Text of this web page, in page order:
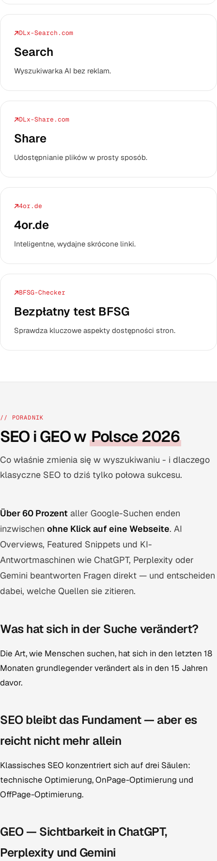
DLx-Search.com
Search
Wyszukiwarka AI bez reklam.
DLx-Share.com
Share
Udostępnianie plików w prosty sposób.
4or.de
4or.de
Inteligentne, wydajne skrócone linki.
BFSG-Checker
Bezpłatny test BFSG
Sprawdza kluczowe aspekty dostępności stron.
// PORADNIK
SEO i GEO w Polsce 2026
Co właśnie zmienia się w wyszukiwaniu - i dlaczego
klasyczne SEO to dziś tylko połowa sukcesu.
Über 60 Prozent aller Google-Suchen enden
inzwischen ohne Klick auf eine Webseite. AI
Overviews, Featured Snippets und KI-
Antwortmaschinen wie ChatGPT, Perplexity oder
Gemini beantworten Fragen direkt — und entscheiden
dabei, welche Quellen sie zitieren.
Was hat sich in der Suche verändert?
Die Art, wie Menschen suchen, hat sich in den letzten 18
Monaten grundlegender verändert als in den 15 Jahren
davor.
SEO bleibt das Fundament — aber es
reicht nicht mehr allein
Klassisches SEO konzentriert sich auf drei Säulen:
technische Optimierung, OnPage-Optimierung und
OffPage-Optimierung.
GEO — Sichtbarkeit in ChatGPT,
Perplexity und Gemini